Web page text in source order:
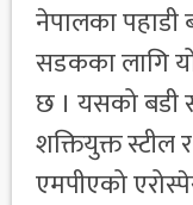
नेपालका पहाडी
सडकका लागि
छ । यसको बडी
शक्तियुक्त
एमपीएको